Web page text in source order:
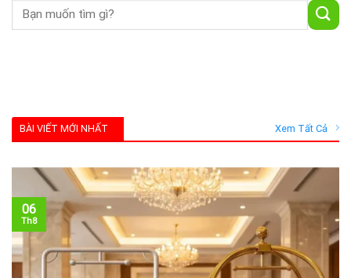
BÀI VIẾT MỚI NHẤT Xem Tất Cả
06
Th8